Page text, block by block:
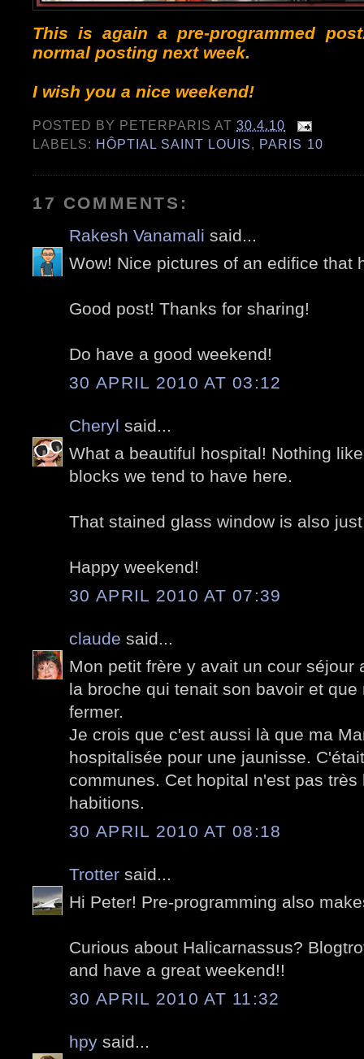
This is again a pre-programmed
normal posting next week.
I wish you a nice weekend!
POSTED BY PETERPARIS AT30.4.10
LABELS: HÔPTIAL SAINT LOUIS, PARIS 10
17 COMMENTS:
Rakesh Vanamali said...
Wow! Nice pictures of an edifice that
Good post! Thanks for sharing!
Do have a good weekend!
30 APRIL 2010 AT 03:12
Cheryl said...
What a beautiful hospital! Nothing
blocks we tend to have here.
That stained glass window is also
Happy weekend!
30 APRIL 2010 AT 07:39
claude said...
Mon petit frère y avait un cour séjour
la broche qui tenait son bavoir et
fermer.
Je crois que c'est aussi là que ma
hospitalisée pour une jaunisse.
communes. Cet hopital n'est pas
habitions.
30 APRIL 2010 AT 08:18
Trotter said...
Hi Peter! Pre-programming also
Curious about Halicarnassus?
and have a great weekend!!
30 APRIL 2010 AT 11:32
hpy said...